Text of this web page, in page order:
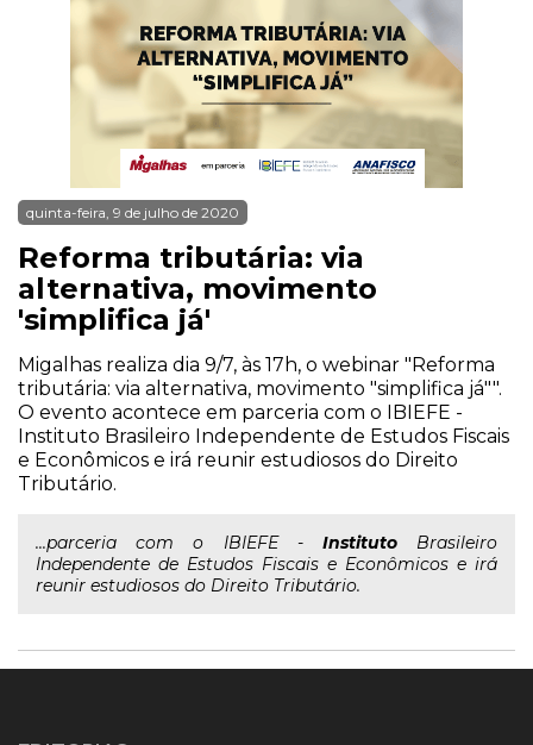
quinta-feira, 9 de julho de 2020
Reforma tributária: via
alternativa, movimento
'simplifica já'
Migalhas realiza dia 9/7, às 17h, o webinar "Reforma
tributária: via alternativa, movimento "simplifica já"".
O evento acontece em parceria com o IBIEFE -
Instituto Brasileiro Independente de Estudos Fiscais
e Econômicos e irá reunir estudiosos do Direito
Tributário.
...parceria com o IBIEFE - InstitutoBrasileiro
Independente de Estudos Fiscais e Econômicos e irá
reunir estudiosos do Direito Tributário.